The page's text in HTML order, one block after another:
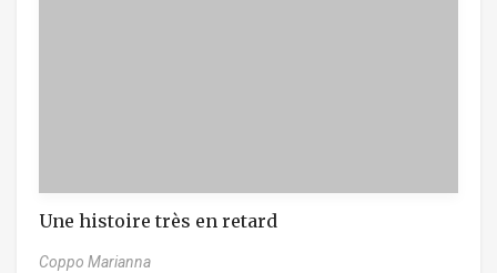
Une histoire très en retard
Coppo Marianna